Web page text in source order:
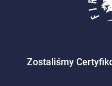
Zostaliśmy